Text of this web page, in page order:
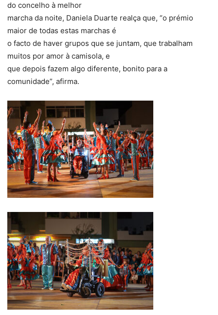
do concelho à melhor
marcha da noite, Daniela Duarte realça que, “o prémio
maior de todas estas marchas é
o facto de haver grupos que se juntam, que trabalham
muitos por amor à camisola, e
que depois fazem algo diferente, bonito para a
comunidade”, afirma.